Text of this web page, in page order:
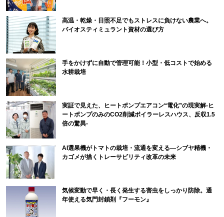
高温・乾燥・日照不足でもストレスに負けない農業へ。
バイオスティミュラント資材の選び方
手をかけずに自動で管理可能！小型・低コストで始める
水耕栽培
実証で見えた、ヒートポンプエアコン“電化”の現実解-ヒ
ートポンプのみのCO2削減ボイラーレスハウス、反収1.5
倍の驚異-
AI選果機がトマトの栽培・流通を変える―シブヤ精機・
カゴメが描くトレーサビリティ改革の未来
気候変動で早く・長く発生する害虫をしっかり防除。通
年使える気門封鎖剤『フーモン』